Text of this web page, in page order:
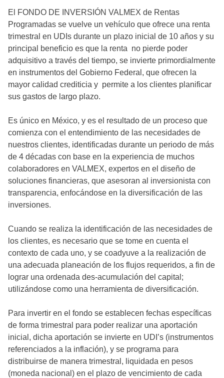
El FONDO DE INVERSIÓN VALMEX de Rentas
Programadas se vuelve un vehículo que ofrece una renta
trimestral en UDIs durante un plazo inicial de 10 años y su
principal beneficio es que la renta no pierde poder
adquisitivo a través del tiempo, se invierte primordialmente
en instrumentos del Gobierno Federal, que ofrecen la
mayor calidad crediticia y permite a los clientes planificar
sus gastos de largo plazo.
Es único en México, y es el resultado de un proceso que
comienza con el entendimiento de las necesidades de
nuestros clientes, identificadas durante un periodo de más
de 4 décadas con base en la experiencia de muchos
colaboradores en VALMEX, expertos en el diseño de
soluciones financieras, que asesoran al inversionista con
transparencia, enfocándose en la diversificación de las
inversiones.
Cuando se realiza la identificación de las necesidades de
los clientes, es necesario que se tome en cuenta el
contexto de cada uno, y se coadyuve a la realización de
una adecuada planeación de los flujos requeridos, a fin de
lograr una ordenada des-acumulación del capital;
utilizándose como una herramienta de diversificación.
Para invertir en el fondo se establecen fechas específicas
de forma trimestral para poder realizar una aportación
inicial, dicha aportación se invierte en UDI’s (instrumentos
referenciados a la inflación), y se programa para
distribuirse de manera trimestral, liquidada en pesos
(moneda nacional) en el plazo de vencimiento de cada